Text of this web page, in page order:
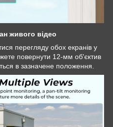
живого відео
перегляду обох екранів у
повернути 12-мм об'єктив
в зазначене положення.